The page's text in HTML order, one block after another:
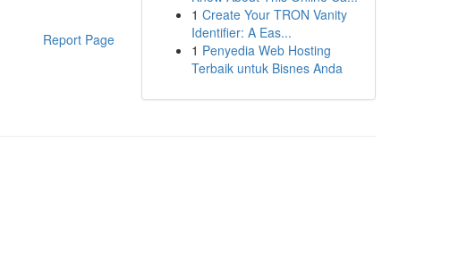
Report Page
1 Create Your TRON Vanity
Identifier: A Eas...
1 Penyedia Web Hosting
Terbaik untuk Bisnes Anda